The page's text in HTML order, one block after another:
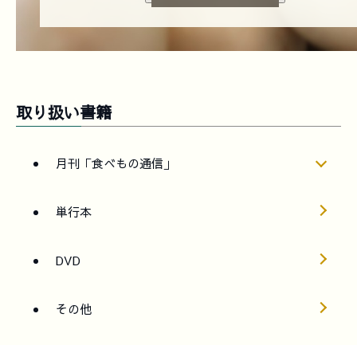
取り扱い書籍
月刊「食べもの通信」
単行本
DVD
その他